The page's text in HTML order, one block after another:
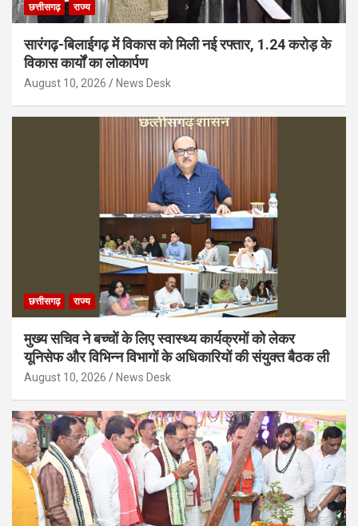
छत्तीसगढ़ राज्य
सारंगढ़-बिलाईगढ़ में विकास को मिली नई रफ्तार, 1.24 करोड़ के
विकास कार्यों का लोकार्पण
August 10, 2026 News Desk
छत्तीसगढ़ राज्य
मुख्य सचिव ने बच्चों के लिए स्वास्थ्य कार्यक्रमों को लेकर
यूनिसेफ और विभिन्न विभागों के अधिकारियों की संयुक्त बैठक ली
August 10, 2026 News Desk